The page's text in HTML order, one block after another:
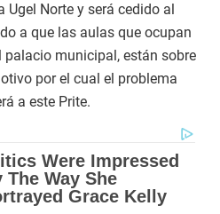
Ugel Norte y será cedido al
a que las aulas que ocupan
municipal, están sobre
por el cual el problema
a este Prite.